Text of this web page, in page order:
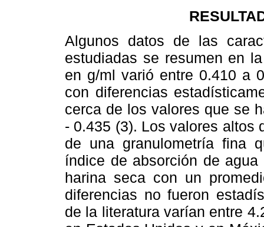
Algunos datos de las
estudiadas se resumen en
en g/ml varió entre 0.410 a
con diferencias
cerca de los valores que se
- 0.435 (3). Los valores altos
de una granulometría fina
índice de absorción de
harina seca con un
diferencias no fueron
de la literatura varían entre